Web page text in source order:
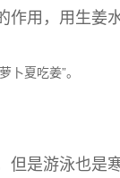
用，用生姜
夏吃姜”。
但是游泳也是